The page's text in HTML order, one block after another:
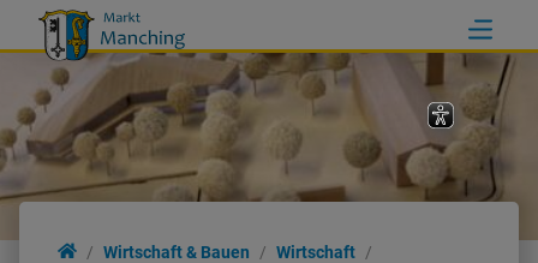
Wirtschaft & Bauen
Wirtschaft